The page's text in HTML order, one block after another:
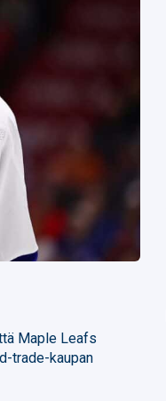
Maple Leafs
trade-kaupan